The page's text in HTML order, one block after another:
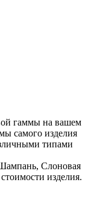
гаммы на вашем
самого изделия
типами
Слоновая
изделия.